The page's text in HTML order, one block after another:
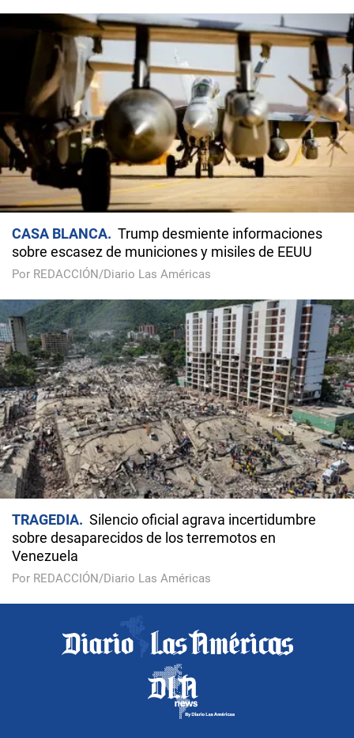
CASA BLANCA
Trump desmiente informaciones
sobre escasez de municiones y misiles de EEUU
Por REDACCIÓN/Diario Las Américas
TRAGEDIA
Silencio oficial agrava incertidumbre
sobre desaparecidos de los terremotos en
Venezuela
Por REDACCIÓN/Diario Las Américas